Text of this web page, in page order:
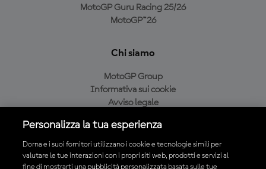
MotoGP Guru Racing 25/26
MotoGP™26
Chi siamo
MotoGP Group
Informativa sui cookie
Avviso legale
Condizioni di acquisto
Personalizza la tua esperienza
Dorna e i suoi fornitori utilizzano i cookie e tecnologie simili per
valutare le tue interazioni con i propri siti web, prodotti e servizi al
fine di mostrarti una pubblicità personalizzata basata sulle tue